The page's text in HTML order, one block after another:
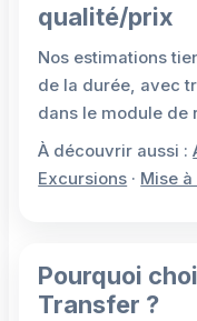
qualité/prix
Nos estimations
de la durée, avec
dans le module de
À découvrir aussi :
Excursions · Mise
Pourquoi
Transfer ?